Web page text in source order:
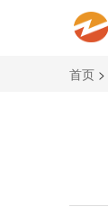
首页 >